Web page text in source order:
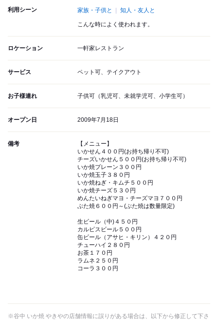
利用シーン 家族・子供と 知人・友人と
こんな時によく使われます。
ロケーション 一軒家レストラン
サービス ペット可、テイクアウト
お子様連れ 子供可（乳児可、未就学児可、小学生可）
オープン日 2009年7月18日
備考
【メニュー】
いかせん４００円(お持ち帰り不可)
チーズいかせん５００円(お持ち帰り不可)
いか焼プレーン３００円
いか焼玉子３８０円
いか焼ねぎ・キムチ５００円
いか焼チーズ５３０円
めんたいねぎマヨ・チーズマヨ７００円
ぶた焼６００円～(ぶた焼は数量限定)
生ビール（中)４５０円
カルピスビール５００円
缶ビール（アサヒ・キリン）４２０円
チューハイ２８０円
お茶１７０円
ラムネ２５０円
コーラ３００円
※谷中 いか焼 やきやの店舗情報に誤りがある場合は、以下から修正して下さ